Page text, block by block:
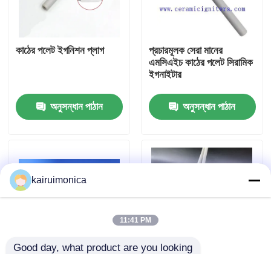
আমাদের সম্পর্কে
কারখানা ভ্রমণ
যোগাযোগ করুন
উদ্ধৃতির জন্য আবেদন
কাঠের পলেট ইগনিশন প্লাগ
অনুসন্ধান পাঠান
প্রচারমূলক সেরা মানের
এমসিএইচ কাঠের পলেট সিরামিক
ইগনাইটার
অনুসন্ধান পাঠান
kairuimonica
11:41 PM
Good day, what product are you looking